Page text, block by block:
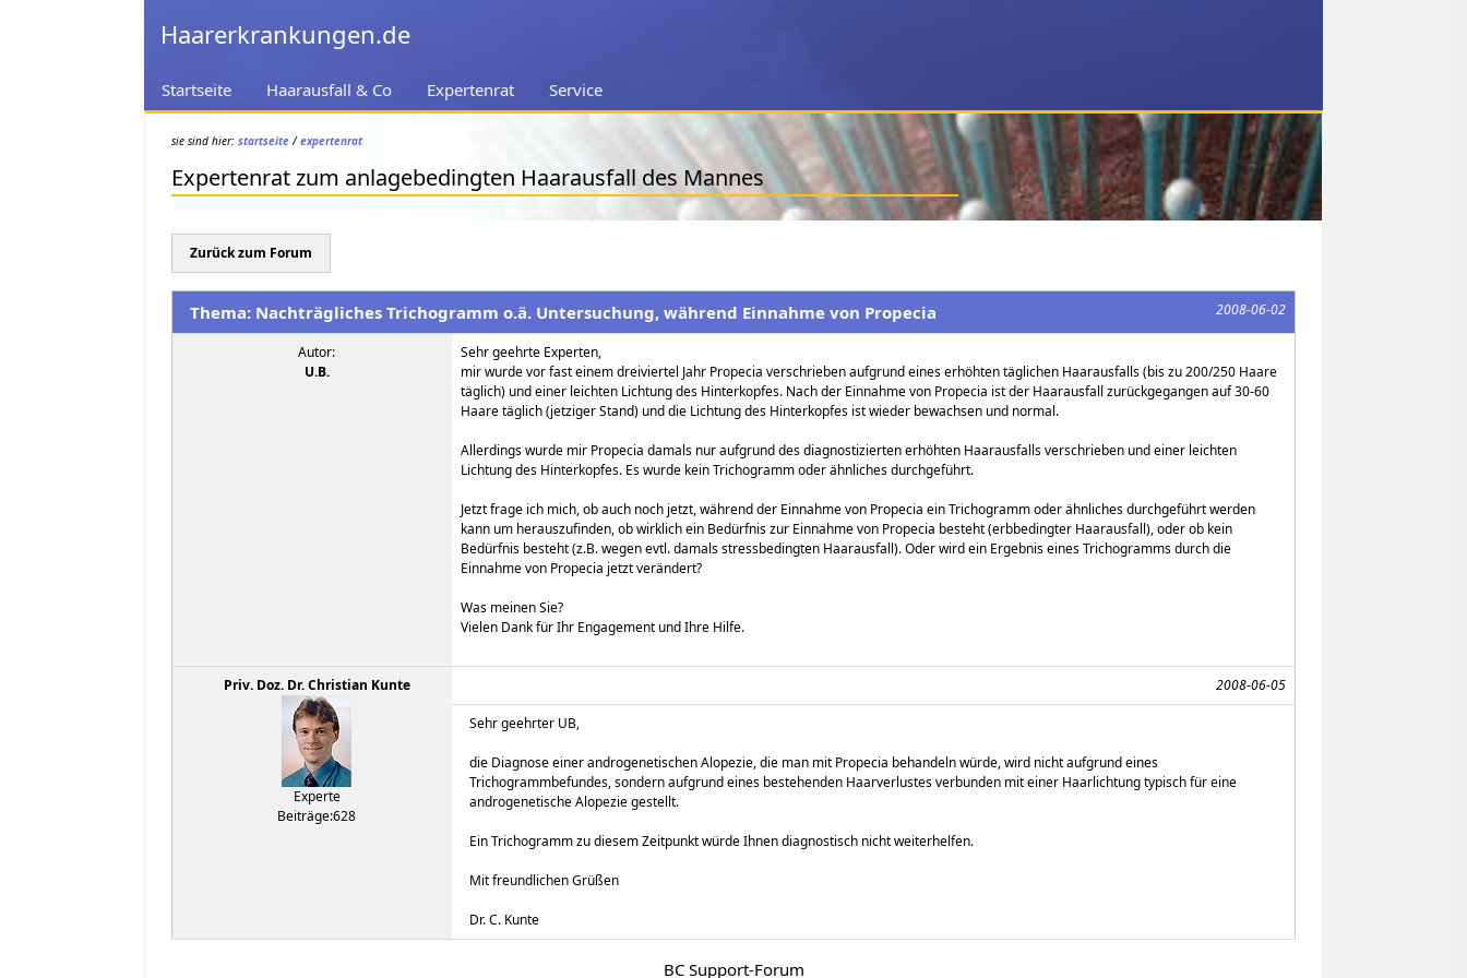
Haarerkrankungen.de
Startseite Haarausfall & Co Expertenrat Service
sie sind hier: startseite/expertenrat
Expertenrat zum anlagebedingten Haarausfall des Mannes
Zurück zum Forum
Thema: Nachträgliches Trichogramm o.ä. Untersuchung, während Einnahme von Propecia 2008-06-02
Autor:
U.B.
Sehr geehrte Experten,
mir wurde vor fast einem dreiviertel Jahr Propecia verschrieben aufgrund eines erhöhten täglichen Haarausfalls (bis zu 200/250 Haare
täglich) und einer leichten Lichtung des Hinterkopfes. Nach der Einnahme von Propecia ist der Haarausfall zurückgegangen auf 30-60
Haare täglich (jetziger Stand) und die Lichtung des Hinterkopfes ist wieder bewachsen und normal.
Allerdings wurde mir Propecia damals nur aufgrund des diagnostizierten erhöhten Haarausfalls verschrieben und einer leichten
Lichtung des Hinterkopfes. Es wurde kein Trichogramm oder ähnliches durchgeführt.
Jetzt frage ich mich, ob auch noch jetzt, während der Einnahme von Propecia ein Trichogramm oder ähnliches durchgeführt werden
kann um herauszufinden, ob wirklich ein Bedürfnis zur Einnahme von Propecia besteht (erbbedingter Haarausfall), oder ob kein
Bedürfnis besteht (z.B. wegen evtl. damals stressbedingten Haarausfall). Oder wird ein Ergebnis eines Trichogramms durch die
Einnahme von Propecia jetzt verändert?
Was meinen Sie?
Vielen Dank für Ihr Engagement und Ihre Hilfe.
Priv. Doz. Dr. Christian Kunte
Experte
Beiträge:628
2008-06-05
Sehr geehrter UB,
die Diagnose einer androgenetischen Alopezie, die man mit Propecia behandeln würde, wird nicht aufgrund eines
Trichogrammbefundes, sondern aufgrund eines bestehenden Haarverlustes verbunden mit einer Haarlichtung typisch für eine
androgenetische Alopezie gestellt.
Ein Trichogramm zu diesem Zeitpunkt würde Ihnen diagnostisch nicht weiterhelfen.
Mit freundlichen Grüßen
Dr. C. Kunte
BC Support-Forum